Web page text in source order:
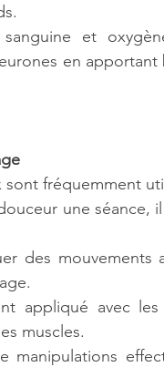
et
en
fréquemment
une
des
appliqué avec
muscles.
manipulations